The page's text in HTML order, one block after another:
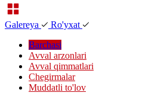
Galereya
Ro'yxat
Barchasi
Avval arzonlari
Avval qimmatlari
Chegirmalar
Muddatli to'lov